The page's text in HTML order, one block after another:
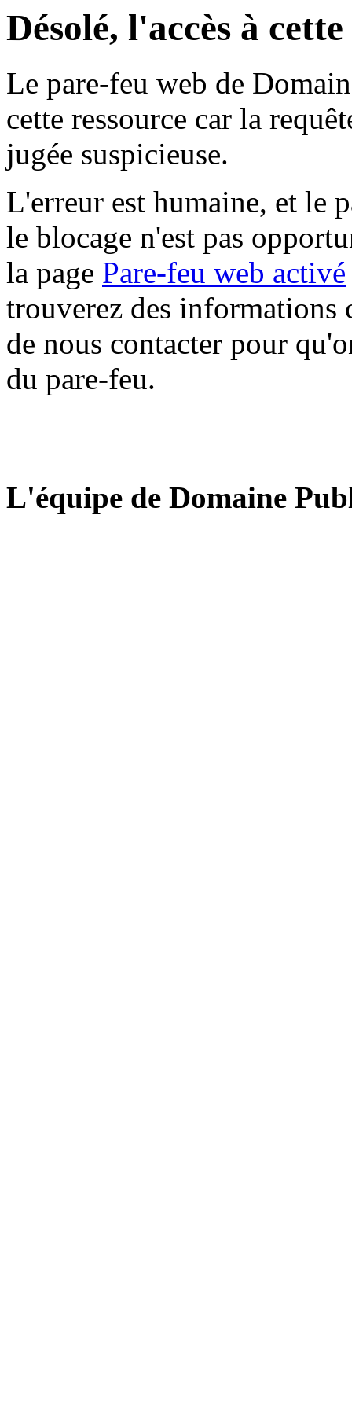
Désolé, l'accès à
Le pare-feu web de
cette ressource car la
jugée suspicieuse.
L'erreur est humaine, et le
le blocage n'est pas
la page Pare-feu web activé
trouverez des informations
de nous contacter pour
du pare-feu.
L'équipe de Domaine